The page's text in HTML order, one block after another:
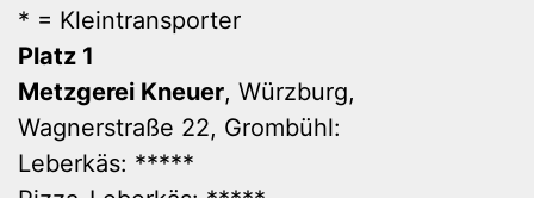
* = Kleintransporter
Platz 1
Metzgerei Kneuer, Würzburg,
Wagnerstraße 22, Grombühl:
Leberkäs: *****